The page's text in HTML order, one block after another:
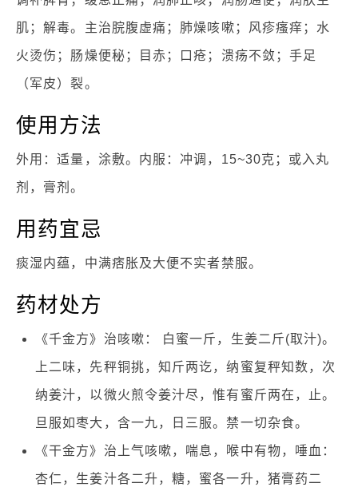
肌；解毒。主治脘腹虚痛；肺燥咳嗽；风疹瘙痒；水
火烫伤；肠燥便秘；目赤；口疮；溃疡不敛；手足
（军皮）裂。
使用方法
外用：适量，涂敷。内服：冲调，15~30克；或入丸
剂，膏剂。
用药宜忌
痰湿内蕴，中满痞胀及大便不实者禁服。
药材处方
《千金方》治咳嗽： 白蜜一斤，生姜二斤(取汁)。
上二味，先秤铜挑，知斤两讫，纳蜜复秤知数，次
纳姜汁，以微火煎令姜汁尽，惟有蜜斤两在，止。
旦服如枣大，含一九，日三服。禁一切杂食。
《干金方》治上气咳嗽，喘息，喉中有物，唾血：
杏仁，生姜汁各二升，糖，蜜各一升，猪膏药二